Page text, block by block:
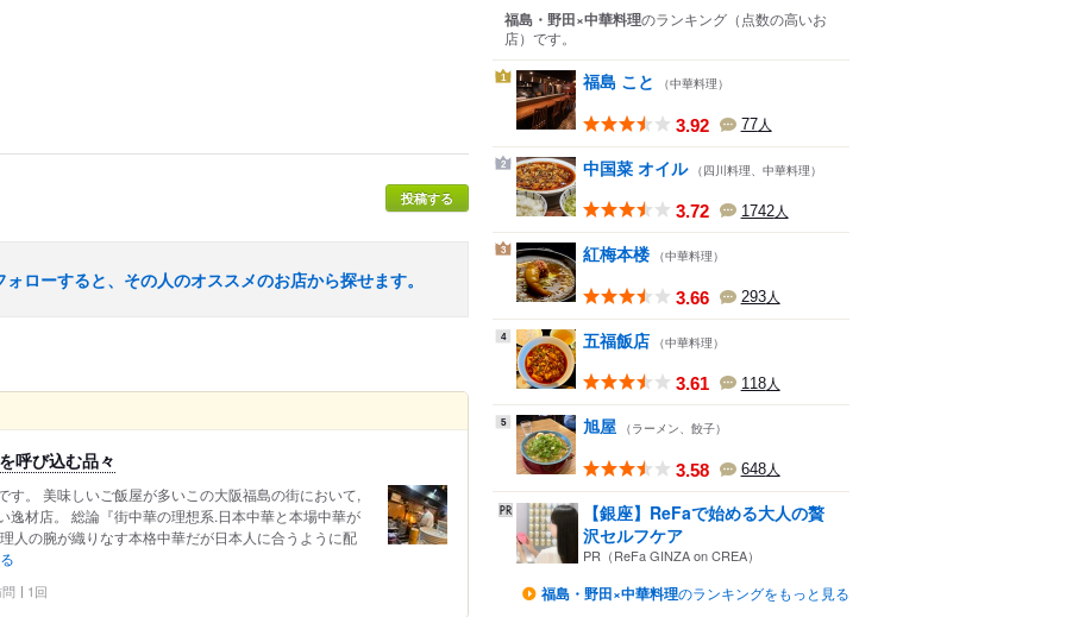
投稿する
ローすると、その人のオススメのお店から探せます。
呼び込む品々
す。 美味しいご飯屋が多いこの大阪福島の街において,
逸材店。 総論『街中華の理想系.日本中華と本場中華が
人の腕が織りなす本格中華だが日本人に合うように配
1回
福島・野田×中華料理のランキング （点数の高いお
店） です。
1 福島 こと （中華料理）
3.92 77人
2 中国菜 オイル （四川料理、中華料理）
3.72 1742人
3 紅梅本楼 （中華料理）
3.66 293人
4 五福飯店 （中華料理）
3.61 118人
5 旭屋 （ラーメン、餃子）
3.58 648人
【銀座】ReFaで始める大人の贅
沢セルフケア
PR（ReFa GINZA on CREA）
福島・野田×中華料理のランキングをもっと見る